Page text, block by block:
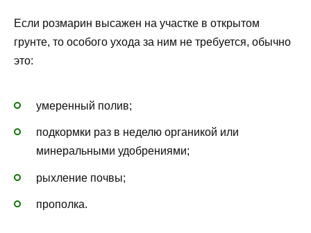
Если розмарин высажен на участке в открытом
грунте, то особого ухода за ним не требуется, обычно
это:
умеренный полив;
подкормки раз в неделю органикой или
минеральными удобрениями;
рыхление почвы;
прополка.